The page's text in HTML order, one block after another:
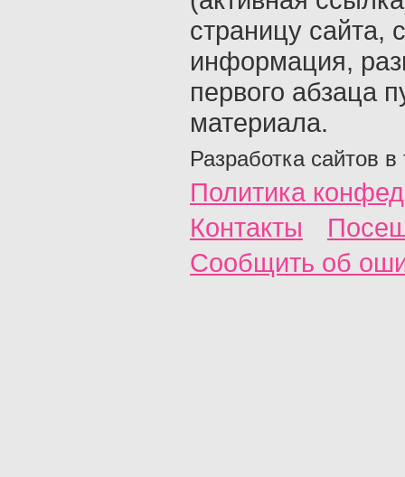
страницу сайта,
информация,
первого абзаца
материала.
Разработка сайтов в
Политика
Контакты
Сообщить об